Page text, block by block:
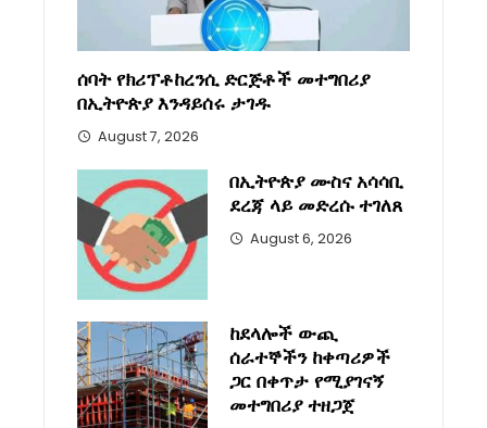
ሰባት የክሪፕቶከረንሲ ድርጅቶች መተግበሪያ
በኢትዮጵያ እንዳይሰሩ ታገዱ
August 7, 2026
በኢትዮጵያ ሙስና አሳሳቢ
ደረጃ ላይ መድረሱ ተገለጸ
August 6, 2026
ከደላሎች ውጪ
ሰራተኞችን ከቀጣሪዎች
ጋር በቀጥታ የሚያገናኝ
መተግበሪያ ተዘጋጀ